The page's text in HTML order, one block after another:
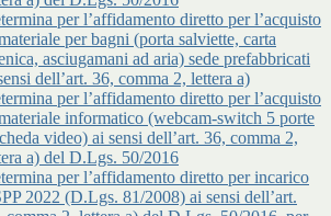
per l’affidamento diretto per l’acquisto
per bagni (porta salviette, carta
asciugamani ad aria) sede prefabbricati
dell’art. 36, comma 2, lettera a)
per l’affidamento diretto per l’acquisto
informatico (webcam-switch 5 porte
video) ai sensi dell’art. 36, comma 2,
a) del D.Lgs. 50/2016
per l’affidamento diretto per incarico
2022 (D.Lgs. 81/2008) ai sensi dell’art.